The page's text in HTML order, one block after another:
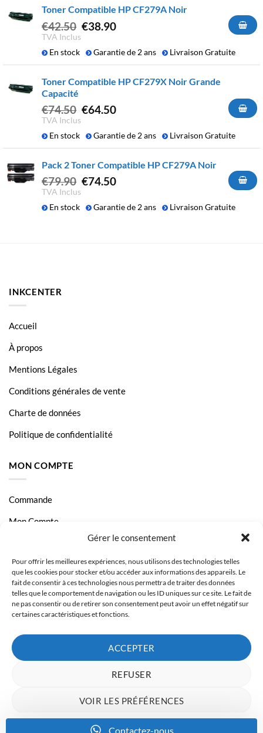
Gérer le consentement
Pour offrir les meilleures expériences, nous utilisons des technologies telles
que les cookies pour stocker et/ou accéder aux informations des appareils. Le
fait de consentir à ces technologies nous permettra de traiter des données
telles que le comportement de navigation ou les ID uniques sur ce site. Le fait de
ne pas consentir ou de retirer son consentement peut avoir un effet négatif sur
certaines caractéristiques et fonctions.
ACCEPTER
REFUSER
VOIR LES PRÉFÉRENCES
Charte de donnéesPolitique de confidentialité
Toner Compatible HP CF279A Noir
€42.50
Le
initial
€38.90Le
actuel
TVA Inclus
En stock
Garantie de 2 ans Livraison Gratuite
Toner Compatible HP CF279X Noir Grande
Capacité
€74.50
Le
initial
€64.50Le
actuel
TVA Inclus
En stock
Garantie de 2 ans Livraison Gratuite
Pack 2 Toner Compatible HP CF279A Noir
€79.90 Le
initial
€74.50Le
actuel
TVA Inclus
En stock
Garantie de 2 ans Livraison Gratuite
INKCENTER
Accueil
À propos
Mentions Légales
Conditions générales de vente
Charte de données
Politique de confidentialité
MON COMPTE
Commande
Mon Compte
Livraison et Paiement
Page Contact
Contactez-nous